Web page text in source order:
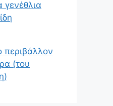
γενέθλια
περιβάλλον
(του